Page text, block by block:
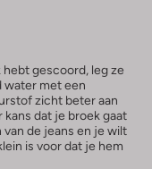
gescoord, leg ze
water met een
zicht beter aan
dat je broek gaat
de jeans en je wilt
is voor dat je hem